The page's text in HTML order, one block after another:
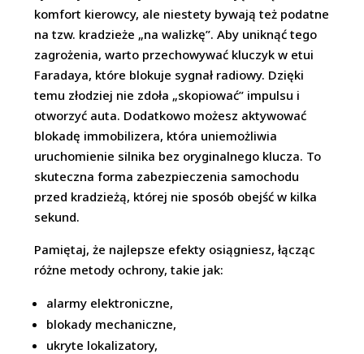
komfort kierowcy, ale niestety bywają też podatne
na tzw. kradzieże „na walizkę”. Aby uniknąć tego
zagrożenia, warto przechowywać kluczyk w etui
Faradaya, które blokuje sygnał radiowy. Dzięki
temu złodziej nie zdoła „skopiować” impulsu i
otworzyć auta. Dodatkowo możesz aktywować
blokadę immobilizera, która uniemożliwia
uruchomienie silnika bez oryginalnego klucza. To
skuteczna forma zabezpieczenia samochodu
przed kradzieżą, której nie sposób obejść w kilka
sekund.
Pamiętaj, że najlepsze efekty osiągniesz, łącząc
różne metody ochrony, takie jak:
alarmy elektroniczne,
blokady mechaniczne,
ukryte lokalizatory,